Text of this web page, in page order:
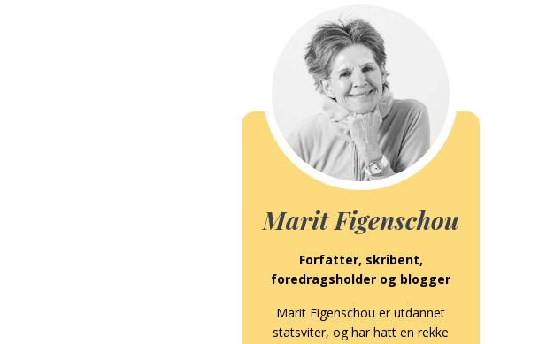
Marit Figenschou
Forfatter, skribent,
foredragsholder og blogger
Marit Figenschou er utdannet
statsviter, og har hatt en rekke